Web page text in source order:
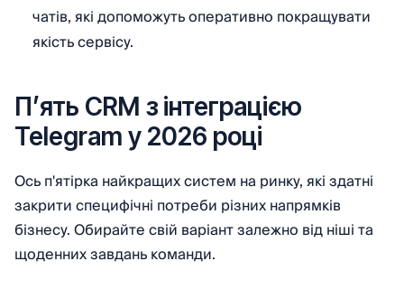
чатів, які допоможуть оперативно покращувати
якість сервісу.
П’ять CRM з інтеграцією
Telegram у 2026 році
Ось п'ятірка найкращих систем на ринку, які здатні
закрити специфічні потреби різних напрямків
бізнесу. Обирайте свій варіант залежно від ніші та
щоденних завдань команди.